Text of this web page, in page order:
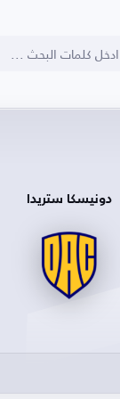
دونيسكا ستريدا